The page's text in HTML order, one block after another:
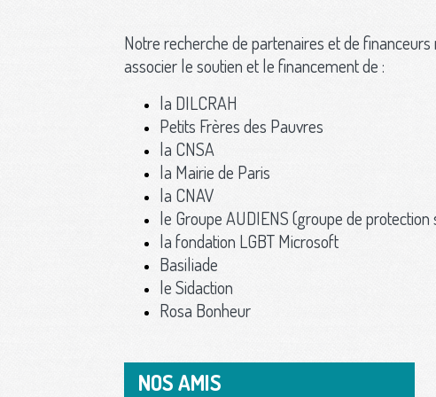
Notre recherche de partenaires et de
associer le soutien et le financement de :
la DILCRAH
Petits Frères des Pauvres
la CNSA
la Mairie de Paris
la CNAV
le Groupe AUDIENS (groupe de protection
la fondation LGBT Microsoft
Basiliade
le Sidaction
Rosa Bonheur
NOS AMIS